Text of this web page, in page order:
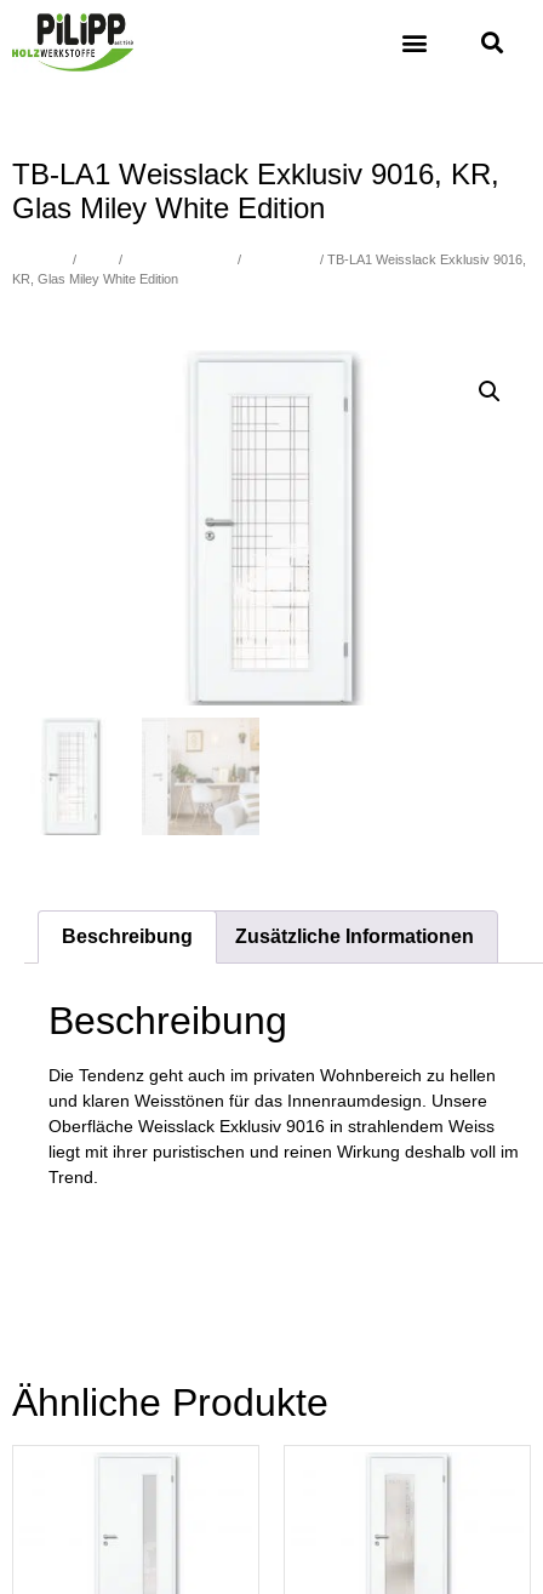
TB-LA1 Weisslack Exklusiv 9016, KR,
Glas Miley White Edition
/ / /
/ TB-LA1 Weisslack Exklusiv 9016,
KR, Glas Miley White Edition
Beschreibung Zusätzliche Informationen
Beschreibung
Die Tendenz geht auch im privaten Wohnbereich zu hellen
und klaren Weisstönen für das Innenraumdesign. Unsere
Oberfläche Weisslack Exklusiv 9016 in strahlendem Weiss
liegt mit ihrer puristischen und reinen Wirkung deshalb voll im
Trend.
Ähnliche Produkte